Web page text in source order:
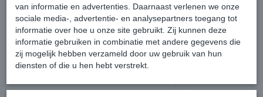
Nieuw uit voorraad leverbaar zolang de voorraad strekt.
Ook interessant
van informatie en advertenties. Daarnaast verlenen we onze
sociale media-, advertentie- en analysepartners toegang tot
informatie over hoe u onze site gebruikt. Zij kunnen deze
informatie gebruiken in combinatie met andere gegevens die
zij mogelijk hebben verzameld door uw gebruik van hun
diensten of die u hen hebt verstrekt.